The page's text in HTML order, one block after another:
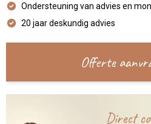
Ondersteuning van advies en
20 jaar deskundig advies
Offerte
Direct